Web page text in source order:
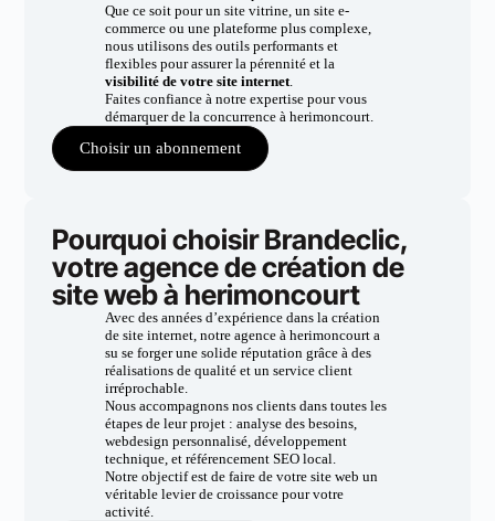
Que ce soit pour un site vitrine, un site e-
commerce ou une plateforme plus complexe,
nous utilisons des outils performants et
flexibles pour assurer la pérennité et la
visibilité de votre site internet.
Faites confiance à notre expertise pour vous
démarquer de la concurrence à herimoncourt.
Choisir un abonnement
Pourquoi choisir Brandeclic,
votre agence de création de
site web à herimoncourt
Avec des années d’expérience dans la création
de site internet, notre agence à herimoncourt a
su se forger une solide réputation grâce à des
réalisations de qualité et un service client
irréprochable.
Nous accompagnons nos clients dans toutes les
étapes de leur projet : analyse des besoins,
webdesign personnalisé, développement
technique, et référencement SEO local.
Notre objectif est de faire de votre site web un
véritable levier de croissance pour votre
activité.